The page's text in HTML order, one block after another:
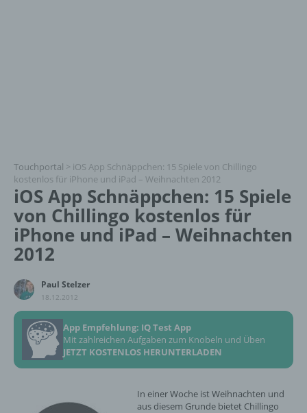
Touchportal > iOS App Schnäppchen: 15 Spiele von Chillingo
kostenlos für iPhone und iPad – Weihnachten 2012
iOS App Schnäppchen: 15 Spiele
von Chillingo kostenlos für
iPhone und iPad – Weihnachten
2012
Paul Stelzer
18.12.2012
App Empfehlung: IQ Test App
Mit zahlreichen Aufgaben zum Knobeln und Üben
JETZT KOSTENLOS HERUNTERLADEN
In einer Woche ist Weihnachten und
aus diesem Grunde bietet Chillingo